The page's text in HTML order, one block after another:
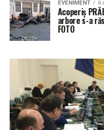
EVENIMENT 6
Acoperiș
arbore s-a
FOTO